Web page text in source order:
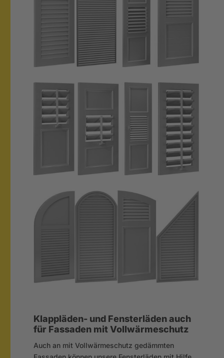
Klappläden- und Fensterläden auch
für Fassaden mit Vollwärmeschutz
Auch an mit Vollwärmeschutz gedämmten